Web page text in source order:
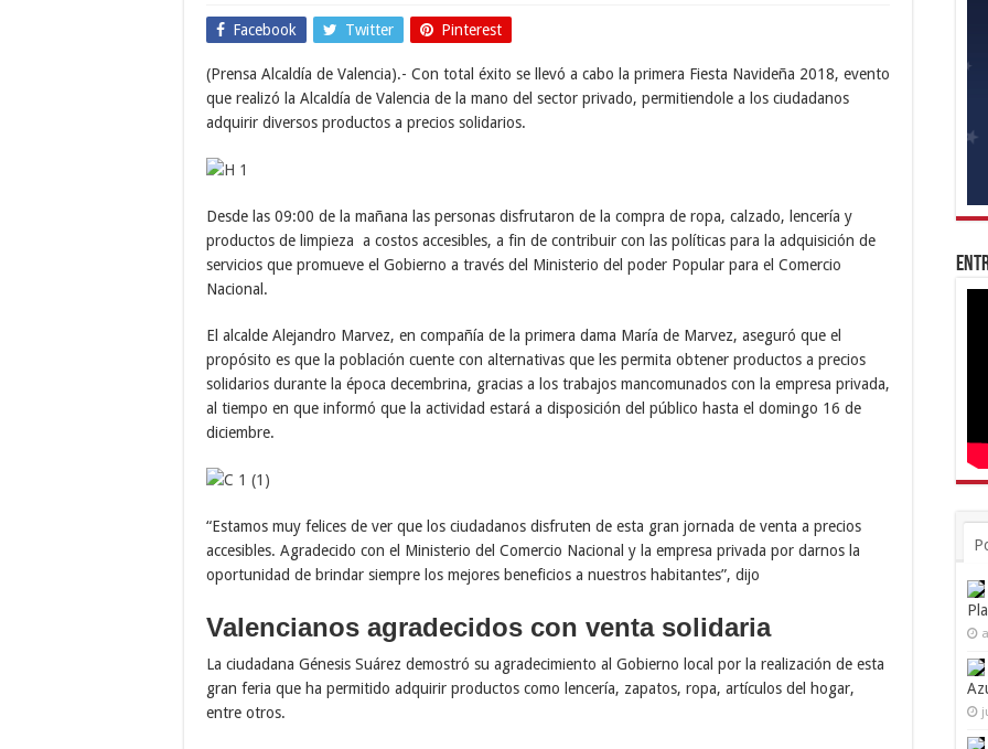
Facebook Twitter Pinterest
(Prensa Alcaldía de Valencia).- Con total éxito se llevó a cabo la primera Fiesta Navideña 2018, evento
que realizó la Alcaldía de Valencia de la mano del sector privado, permitiendole a los ciudadanos
adquirir diversos productos a precios solidarios.
Desde las 09:00 de la mañana las personas disfrutaron de la compra de ropa, calzado, lencería y
productos de limpieza a costos accesibles, a fin de contribuir con las políticas para la adquisición de
servicios que promueve el Gobierno a través del Ministerio del poder Popular para el Comercio
Nacional.
El alcalde Alejandro Marvez, en compañía de la primera dama María de Marvez, aseguró que el
propósito es que la población cuente con alternativas que les permita obtener productos a precios
solidarios durante la época decembrina, gracias a los trabajos mancomunados con la empresa privada,
al tiempo en que informó que la actividad estará a disposición del público hasta el domingo 16 de
diciembre.
“Estamos muy felices de ver que los ciudadanos disfruten de esta gran jornada de venta a precios
accesibles. Agradecido con el Ministerio del Comercio Nacional y la empresa privada por darnos la
oportunidad de brindar siempre los mejores beneficios a nuestros habitantes”, dijo
Valencianos agradecidos con venta solidaria
La ciudadana Génesis Suárez demostró su agradecimiento al Gobierno local por la realización de esta
gran feria que ha permitido adquirir productos como lencería, zapatos, ropa, artículos del hogar,
entre otros.